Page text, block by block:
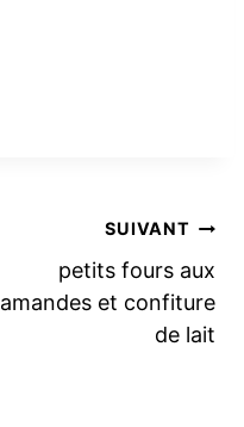
SUIVANT
petits fours aux
amandes et confiture
de lait